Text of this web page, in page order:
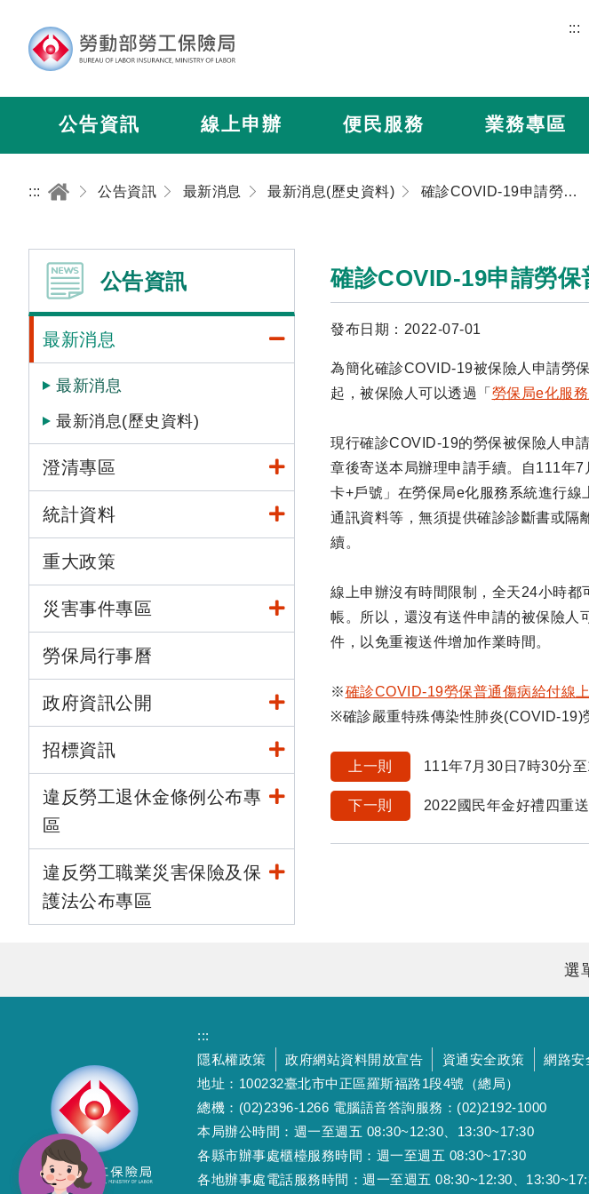
:::
公告資訊 線上申辦 便民服務 業務專區
::: 公告資訊 最新消息 最新消息(歷史資料) 確診COVID-19申請勞保普通傷病給付可以在線上辦理囉！
公告資訊
最新消息
最新消息
最新消息(歷史資料)
澄清專區
統計資料
重大政策
災害事件專區
勞保局行事曆
政府資訊公開
招標資訊
違反勞工退休金條例公布專
區
違反勞工職業災害保險及保
護法公布專區
確診COVID-19申請勞保
發布日期：2022-07-01
為簡化確診COVID-19被保險人申請勞
起，被保險人可以透過「 勞保局e化服
現行確診COVID-19的勞保被保險人申
章後寄送本局辦理申請手續。自111年
卡+戶號」在勞保局e化服務系統進行線
通訊資料等，無須提供確診診斷書或隔
續。
線上申辦沒有時間限制，全天24小時
帳。所以，還沒有送件申請的被保險人
件，以免重複送件增加作業時間。
※確診COVID-19勞保普通傷病給付線
※確診嚴重特殊傳染性肺炎(COVID-19)
上一則 111年7月30日7時30分
下一則 2022國民年金好禮四重送
選
:::
隱私權政策
政府網站資料開放宣告 資通安全政策 網路安
地址：100232臺北市中正區羅斯福路1段4號（總局）
總機：(02)2396-1266 電腦語音答詢服務：(02)2192-1000
本局辦公時間：週一至週五 08:30~12:30、13:30~17:30
各縣市辦事處櫃檯服務時間：週一至週五 08:30~17:30
各地辦事處電話服務時間：週一至週五 08:30~12:30、